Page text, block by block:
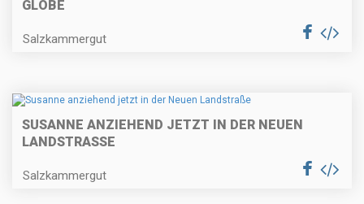
GLOBE
Salzkammergut
SUSANNE ANZIEHEND JETZT IN DER NEUEN
LANDSTRASSE
Salzkammergut